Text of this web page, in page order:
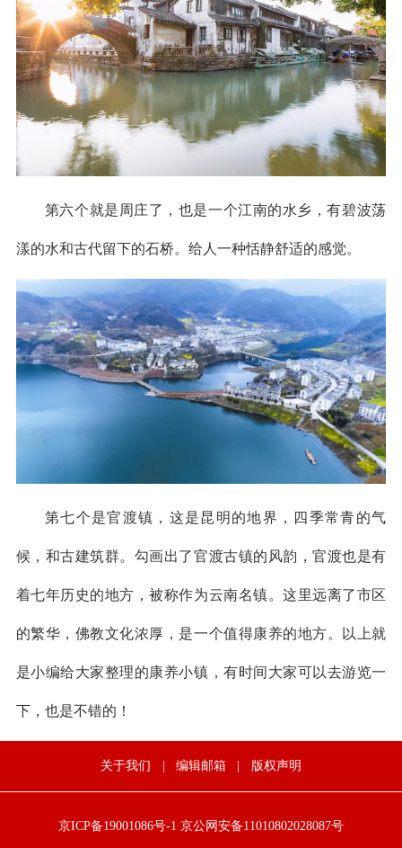
第六个就是周庄了，也是一个江南的水乡，有碧波荡
漾的水和古代留下的石桥。给人一种恬静舒适的感觉。
第七个是官渡镇，这是昆明的地界，四季常青的气
候，和古建筑群。勾画出了官渡古镇的风韵，官渡也是有
着七年历史的地方，被称作为云南名镇。这里远离了市区
的繁华，佛教文化浓厚，是一个值得康养的地方。以上就
是小编给大家整理的康养小镇，有时间大家可以去游览一
下，也是不错的！
关于我们 | 编辑邮箱 | 版权声明
京ICP备19001086号-1 京公网安备11010802028087号